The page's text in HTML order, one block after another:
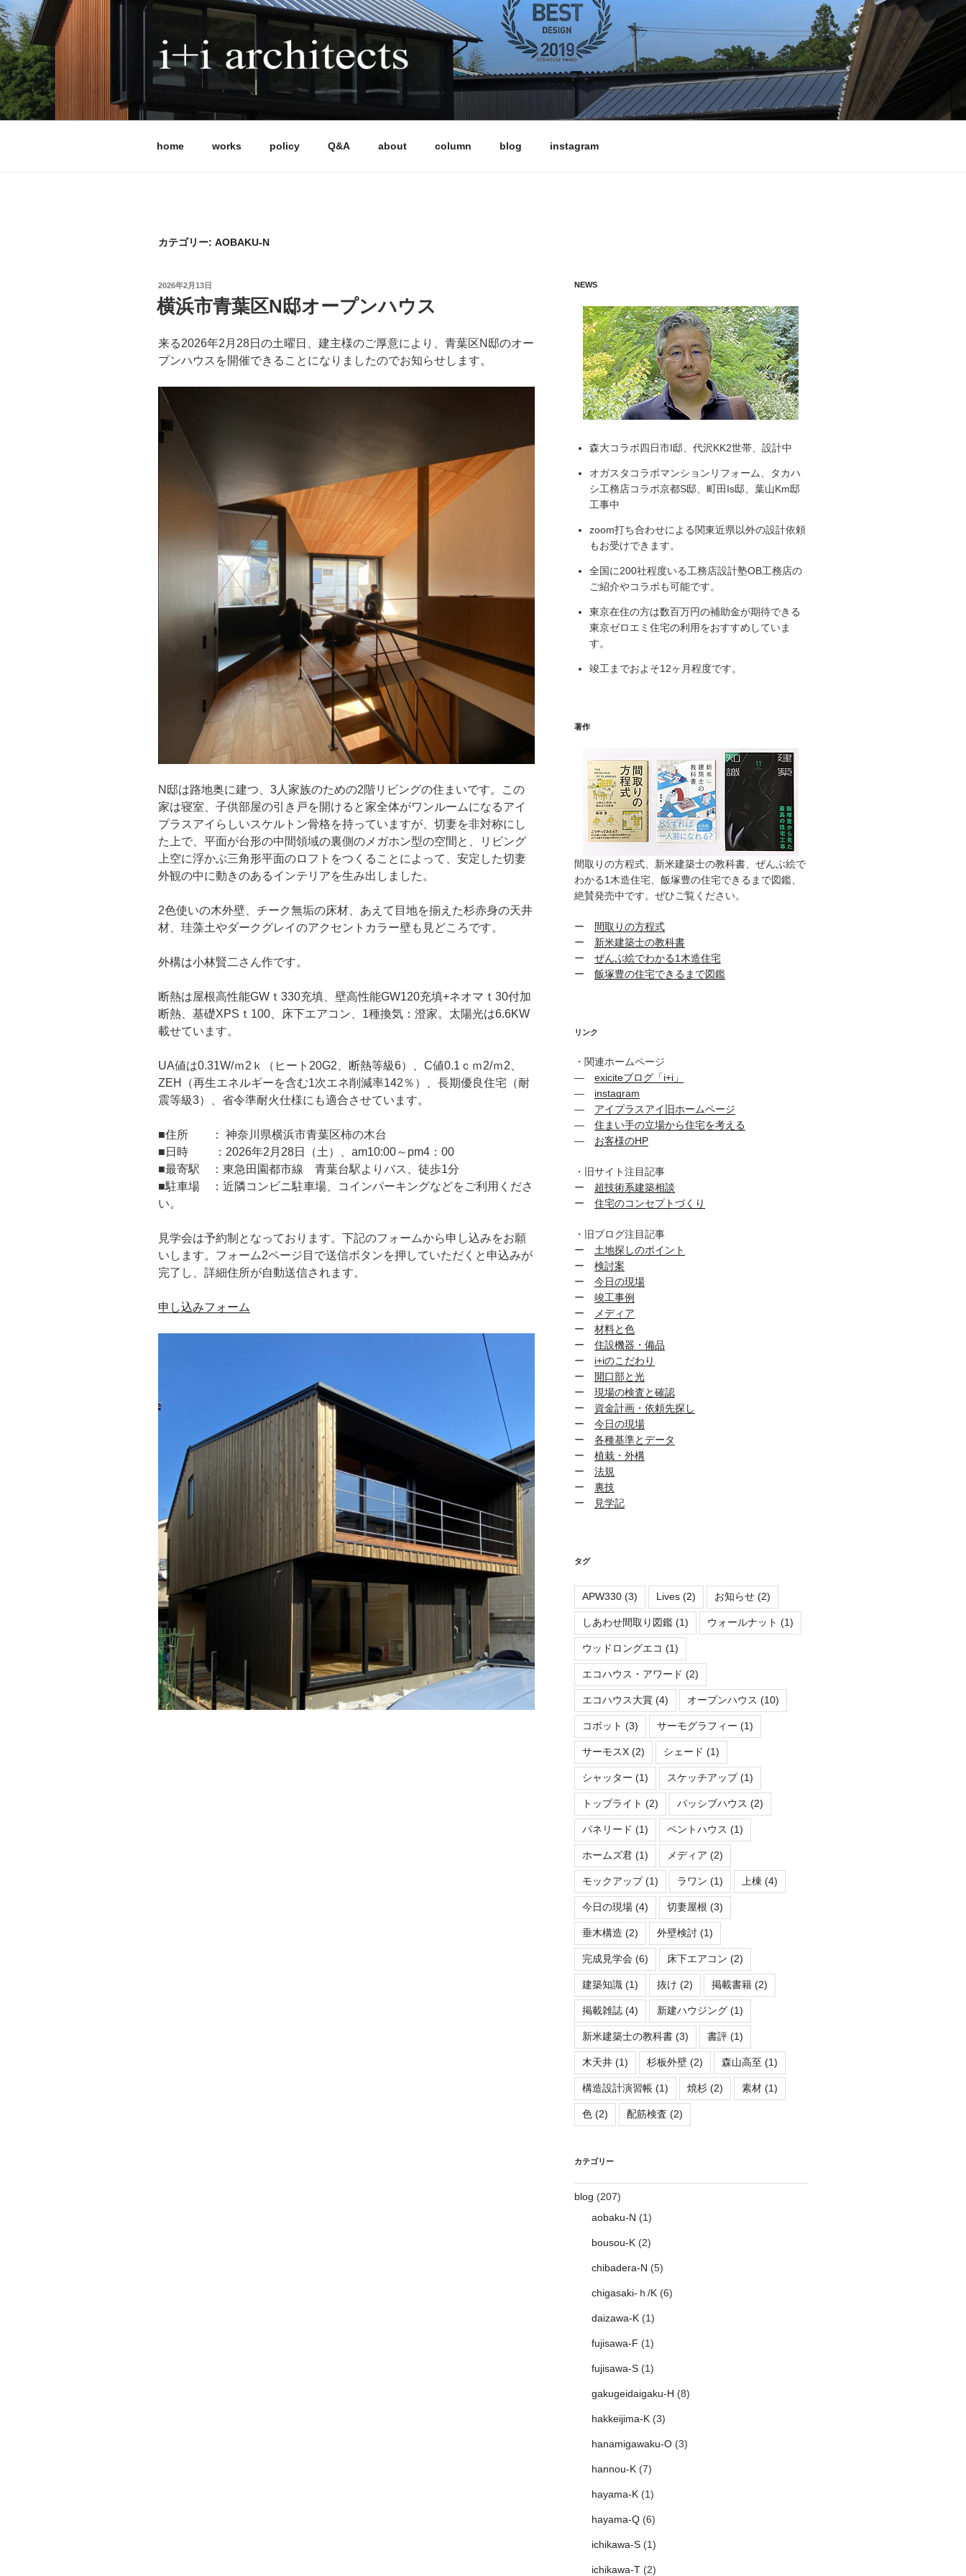
コ
ン
テ
ン
ツ
へ
ス
I+I ARCHITECTS
アイプラスアイ設計事務所は、多様な条件下でも「高性能」と「魅力的なデザイン」を両立させる、木造住宅に特化した設計事務所
です。 これまで全国で120軒以上の住宅を設計監理してきました。気候風土、日当たり、敷地形状、地形、眺望、世帯構成、付帯機
ではなく、屋根や中間領域から住まい全体の成り立ちを考える設計手法により、風景となる建築、環境と一体となった快適な空間を
home works policy Q&A about column blog instagram
カテゴリー: AOBAKU-N
投
稿
日:
2026年2月13日
横浜市青葉区N邸オープンハウス
来る2026年2月28日の土曜日、建主様のご厚意により、青葉区N邸のオー
プンハウスを開催できることになりましたのでお知らせします。
N邸は路地奥に建つ、3人家族のための2階リビングの住まいです。この
家は寝室、子供部屋の引き戸を開けると家全体がワンルームになるアイ
プラスアイらしいスケルトン骨格を持っていますが、切妻を非対称にし
た上で、平面が台形の中間領域の裏側のメガホン型の空間と、リビング
上空に浮かぶ三角形平面のロフトをつくることによって、安定した切妻
外観の中に動きのあるインテリアを生み出しました。
2色使いの木外壁、チーク無垢の床材、あえて目地を揃えた杉赤身の天井
材、珪藻土やダークグレイのアクセントカラー壁も見どころです。
外構は小林賢二さん作です。
断熱は屋根高性能GWｔ330充填、壁高性能GW120充填+ネオマｔ30付加
断熱、基礎XPSｔ100、床下エアコン、1種換気：澄家。太陽光は6.6KW
載せています。
UA値は0.31W/ｍ2ｋ（ヒート20G2、断熱等級6）、C値0.1ｃｍ2/ｍ2、
ZEH（再生エネルギーを含む1次エネ削減率142％）、長期優良住宅（耐
震等級3）、省令準耐火仕様にも適合させています。
■住所 ： 神奈川県横浜市青葉区柿の木台
■日時 ：2026年2月28日（土）、am10:00～pm4：00
■最寄駅 ：東急田園都市線 青葉台駅よりバス、徒歩1分
■駐車場 ：近隣コンビニ駐車場、コインパーキングなどをご利用くださ
い。
見学会は予約制となっております。下記のフォームから申し込みをお願
いします。フォーム2ページ目で送信ボタンを押していただくと申込みが
完了し、詳細住所が自動送信されます。
申し込みフォーム
NEWS
森大コラボ四日市I邸、代沢KK2世帯、設計中
オガスタコラボマンションリフォーム、タカハ
シ工務店コラボ京都S邸、町田Is邸、葉山Km邸
工事中
zoom打ち合わせによる関東近県以外の設計依頼
もお受けできます。
全国に200社程度いる工務店設計塾OB工務店の
ご紹介やコラボも可能です。
東京在住の方は数百万円の補助金が期待できる
東京ゼロエミ住宅の利用をおすすめしていま
す。
竣工までおよそ12ヶ月程度です。
著作
間取りの方程式、新米建築士の教科書、ぜんぶ絵で
わかる1木造住宅、飯塚豊の住宅できるまで図鑑、
絶賛発売中です。ぜひご覧ください。
ー
間取りの方程式
ー 新米建築士の教科書
ー ぜんぶ絵でわかる1木造住宅
ー 飯塚豊の住宅できるまで図鑑
リンク
・関連ホームページ
― exiciteブログ「i+i」
― instagram
― アイプラスアイ旧ホームページ
― 住まい手の立場から住宅を考える
― お客様のHP
・旧サイト注目記事
ー 超技術系建築相談
ー 住宅のコンセプトづくり
・旧ブログ注目記事
ー 土地探しのポイント
ー 検討案
ー 今日の現場
ー 竣工事例
ー
メディア
ー 材料と色
ー 住設機器・備品
ー i+iのこだわり
ー
開口部と光
ー 現場の検査と確認
ー 資金計画・依頼先探し
ー 今日の現場
ー 各種基準とデータ
ー 植栽・外構
ー 法規
ー 裏技
ー
見学記
タグ
APW330(3) Lives(2) お知らせ(2)
しあわせ間取り図鑑(1) ウォールナット (1)
ウッドロングエコ (1)
エコハウス・アワード (2)
エコハウス大賞(4) オープンハウス (10)
コボット (3) サーモグラフィー (1)
サーモスX(2) シェード (1)
シャッター (1) スケッチアップ(1)
トップライト (2) パッシブハウス (2)
パネリード (1) ペントハウス (1)
ホームズ君(1) メディア (2)
モックアップ(1) ラワン (1) 上棟 (4)
今日の現場(4) 切妻屋根 (3)
垂木構造 (2) 外壁検討(1)
完成見学会(6) 床下エアコン (2)
建築知識(1) 抜け (2) 掲載書籍(2)
掲載雑誌(4) 新建ハウジング(1)
新米建築士の教科書(3) 書評(1)
木天井(1) 杉板外壁(2) 森山高至 (1)
構造設計演習帳(1) 焼杉(2) 素材(1)
色(2) 配筋検査 (2)
カテゴリー
blog (207)
aobaku-N (1)
bousou-K(2)
chibadera-N (5)
chigasaki-ｈ/K(6)
daizawa-K(1)
fujisawa-F (1)
fujisawa-S(1)
gakugeidaigaku-H (8)
hakkeijima-K(3)
hanamigawaku-O(3)
hannou-K(7)
hayama-K(1)
hayama-Q(6)
ichikawa-S(1)
ichikawa-T(2)